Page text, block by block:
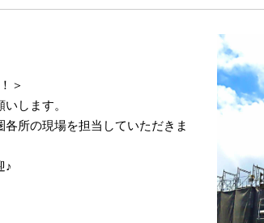
＞
します。
所の現場を担当していただきま
♪